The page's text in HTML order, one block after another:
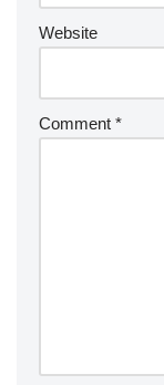
Website
Comment *